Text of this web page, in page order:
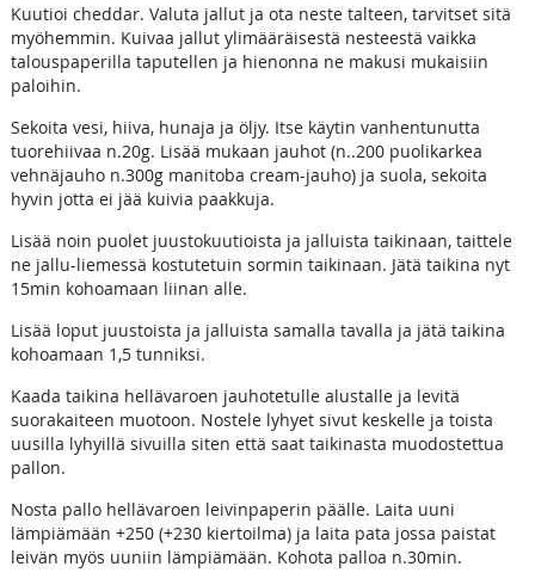
Kuutioi cheddar. Valuta jallut ja ota neste talteen, tarvitset sitä
myöhemmin. Kuivaa jallut ylimääräisestä nesteestä vaikka
talouspaperilla taputellen ja hienonna ne makusi mukaisiin
paloihin.
Sekoita vesi, hiiva, hunaja ja öljy. Itse käytin vanhentunutta
tuorehiivaa n.20g. Lisää mukaan jauhot (n..200 puolikarkea
vehnäjauho n.300g manitoba cream-jauho) ja suola, sekoita
hyvin jotta ei jää kuivia paakkuja.
Lisää noin puolet juustokuutioista ja jalluista taikinaan, taittele
ne jallu-liemessä kostutetuin sormin taikinaan. Jätä taikina nyt
15min kohoamaan liinan alle.
Lisää loput juustoista ja jalluista samalla tavalla ja jätä taikina
kohoamaan 1,5 tunniksi.
Kaada taikina hellävaroen jauhotetulle alustalle ja levitä
suorakaiteen muotoon. Nostele lyhyet sivut keskelle ja toista
uusilla lyhyillä sivuilla siten että saat taikinasta muodostettua
pallon.
Nosta pallo hellävaroen leivinpaperin päälle. Laita uuni
lämpiämään +250 (+230 kiertoilma) ja laita pata jossa paistat
leivän myös uuniin lämpiämään. Kohota palloa n.30min.